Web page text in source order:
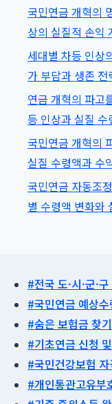
국민연금 개혁의
상의 실질적 손익
세대별 차등 인상
가 부담과 생존 전
연금 개혁의 파고
등 인상과 실질 수
국민연금 개혁의
실질 수령액과 수
국민연금 자동조
별 수령액 변화와
#전국 도·시·군·
#국민연금 예상수
#숨은 보험금 찾기
#기초연금 신청
#국민건강보험
#개인통관고유부